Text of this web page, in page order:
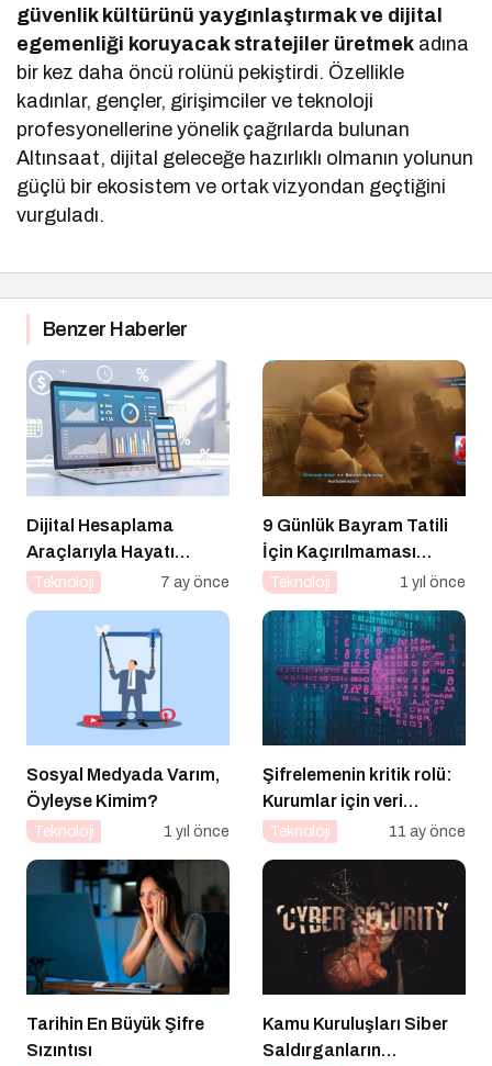
güvenlik kültürünü yaygınlaştırmak ve dijital
egemenliği koruyacak stratejiler üretmek adına
bir kez daha öncü rolünü pekiştirdi. Özellikle
kadınlar, gençler, girişimciler ve teknoloji
profesyonellerine yönelik çağrılarda bulunan
Altınsaat, dijital geleceğe hazırlıklı olmanın yolunun
güçlü bir ekosistem ve ortak vizyondan geçtiğini
vurguladı.
Benzer Haberler
Dijital Hesaplama
Araçlarıyla Hayatı
Kolaylaştıran Platform:
Teknoloji 7 ay önce
9 Günlük Bayram Tatili
İçin Kaçırılmaması
Gereken 8 Oyun
Teknoloji 1 yıl önce
Sosyal Medyada Varım,
Öyleyse Kimim?
Teknoloji 1 yıl önce
Şifrelemenin kritik rolü:
Kurumlar için veri
güvenliğinin temel
Teknoloji 11 ay önce
Tarihin En Büyük Şifre
Sızıntısı
Kamu Kuruluşları Siber
Saldırganların